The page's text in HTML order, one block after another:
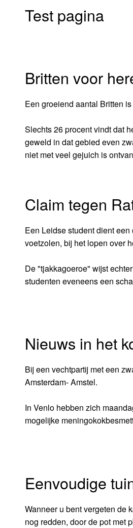
Test pagina
Britten voor
Een groeiend aantal Britten
Slechts 26 procent vindt dat
geweld in dat gebied even
niet met veel gejuich is
Claim tegen
Een Leidse student dient
voetzolen, bij het lopen over
De "tjakkagoeroe" wijst
studenten eveneens een
Nieuws in het
Bij een vechtpartij met een
Amsterdam- Amstel.
In Venlo hebben zich
mogelijke
Eenvoudige
Wanneer u bent vergeten de
nog redden, door de pot met